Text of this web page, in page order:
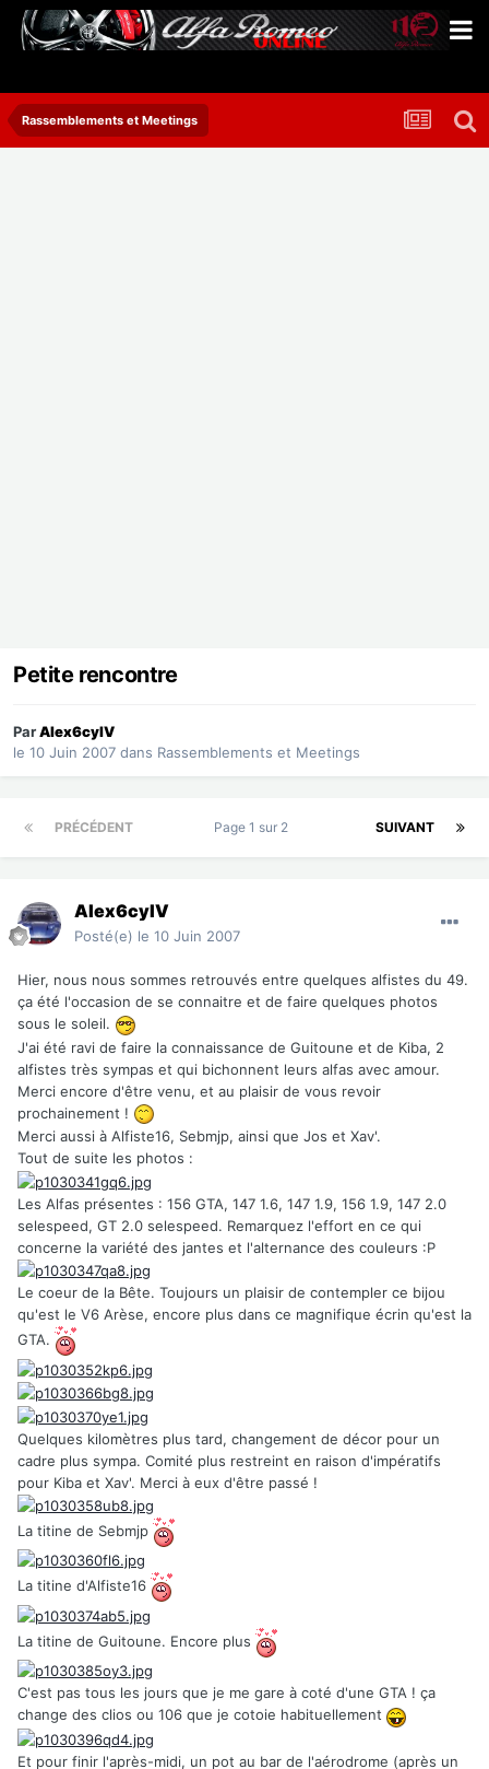
Rassemblements et Meetings
Petite rencontre
ParAlex6cylV
le 10 Juin 2007 dans Rassemblements et Meetings
PRÉCÉDENT SUIVANT
Page 1 sur 2
Alex6cylV
Posté(e) le 10 Juin 2007
Hier, nous nous sommes retrouvés entre quelques alfistes du 49.
ça été l'occasion de se connaitre et de faire quelques photos
sous le soleil.
J'ai été ravi de faire la connaissance de Guitoune et de Kiba, 2
alfistes très sympas et qui bichonnent leurs alfas avec amour.
Merci encore d'être venu, et au plaisir de vous revoir
prochainement !
Merci aussi à Alfiste16, Sebmjp, ainsi que Jos et Xav'.
Tout de suite les photos :
Les Alfas présentes : 156 GTA, 147 1.6, 147 1.9, 156 1.9, 147 2.0
selespeed, GT 2.0 selespeed. Remarquez l'effort en ce qui
concerne la variété des jantes et l'alternance des couleurs :P
Le coeur de la Bête. Toujours un plaisir de contempler ce bijou
qu'est le V6 Arèse, encore plus dans ce magnifique écrin qu'est la
GTA.
Quelques kilomètres plus tard, changement de décor pour un
cadre plus sympa. Comité plus restreint en raison d'impératifs
pour Kiba et Xav'. Merci à eux d'être passé !
La titine de Sebmjp
La titine d'Alfiste16
La titine de Guitoune. Encore plus
C'est pas tous les jours que je me gare à coté d'une GTA ! ça
change des clios ou 106 que je cotoie habituellement
Et pour finir l'après-midi, un pot au bar de l'aérodrome (après un